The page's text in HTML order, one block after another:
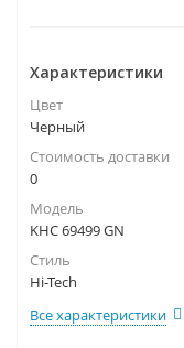
Характеристики
Цвет
Черный
Стоимость доставки
0
Модель
KHC 69499 GN
Стиль
Hi-Tech
Все характеристики